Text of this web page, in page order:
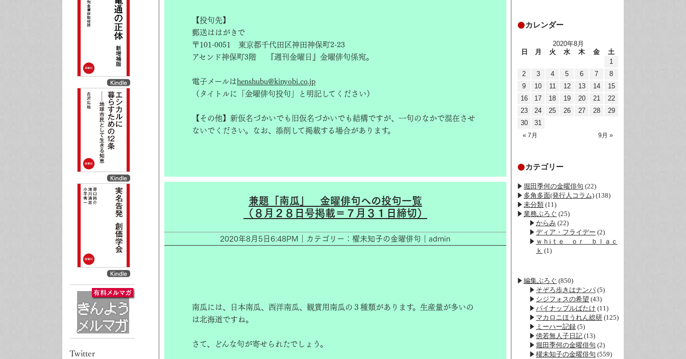
【投句先】
郵送ははがきで
〒101-0051 東京都千代田区神田神保町2-23
アセンド神保町3階 『週刊金曜日』金曜俳句係宛。
電子メールはhenshubu@kinyobi.co.jp
（タイトルに「金曜俳句投句」と明記してください）
【その他】新仮名づかいでも旧仮名づかいでも結構ですが、一句のなかで混在させ
ないでください。なお、添削して掲載する場合があります。
兼題「南瓜」__金曜俳句への投句一覧
（８月２８日号掲載＝７月３１日締切）
2020年8月5日6:48PM｜カテゴリー：櫂未知子の金曜俳句｜admin
南瓜には、日本南瓜、西洋南瓜、観賞用南瓜の３種類があります。生産量が多いの
は北海道ですね。
さて、どんな句が寄せられたでしょう。
カレンダー
2020年8月
日
月 火 水 木 金 土
« 7月 9月 »
1
2
3 4 5 6 7
8
9
10 11 12 13 14
15
16
17 18 19 20 21
22
23
24 25 26 27 28
29
30
31
カテゴリー
堀田季何の金曜俳句 (22)
多角多面(発行人コラム) (138)
未分類 (11)
業務ぶろぐ (25)
からみ (22)
ディア・フライデー (2)
ｗｈiｔｅ ｏｒ ｂｌａｃ
ｋ (1)
編集ぶろぐ (850)
そぞろ歩きはナンパ (5)
シジフォスの希望 (43)
パイナップルばたけ (11)
マカロニほうれん総研 (125)
ミーハー記録 (5)
傍若無人子日記 (13)
堀田季何の金曜俳句 (2)
櫂未知子の金曜俳句 (559)